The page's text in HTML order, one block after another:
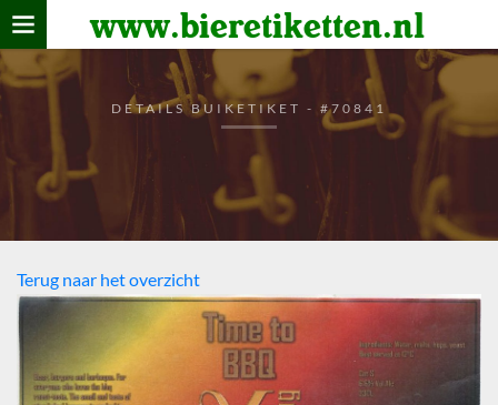
www.bieretiketten.nl
Home
verzamelen
De bierkaart
Bezoekers
DETAILS BUIKETIKET - #70841
Terug naar het overzicht